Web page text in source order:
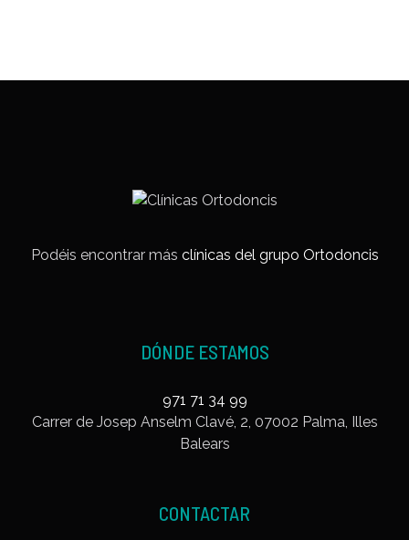
Podéis encontrar más clínicas del grupo Ortodoncis
DÓNDE ESTAMOS
971 71 34 99
Carrer de Josep Anselm Clavé, 2, 07002 Palma, Illes
Balears
CONTACTAR